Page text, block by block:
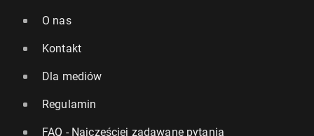
O nas
Kontakt
Dla mediów
Regulamin
FAQ - Najczęściej zadawane pytania